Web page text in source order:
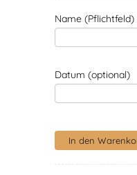
Name (Pflichtfeld)
Datum (optional)